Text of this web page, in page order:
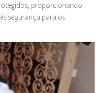
proporcionando
segurança para os